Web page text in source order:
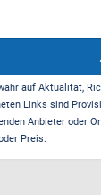
auf Aktualität,
Links sind
Anbieter oder
Preis.